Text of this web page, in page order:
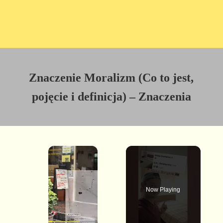
Znaczenie Moralizm (Co to jest,
pojęcie i definicja) – Znaczenia
×
Now Playing